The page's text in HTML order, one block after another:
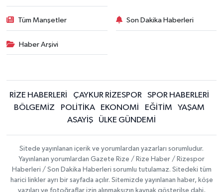
Tüm Manşetler Son Dakika Haberleri
Haber Arşivi
RİZE HABERLERİ ÇAYKUR RİZESPOR
SPOR HABERLERİ
BÖLGEMİZ
POLİTİKA EKONOMİ EĞİTİM
YAŞAM
ASAYİŞ
ÜLKE GÜNDEMİ
Sitede yayınlanan içerik ve yorumlardan yazarları sorumludur.
Yayınlanan yorumlardan Gazete Rize / Rize Haber / Rizespor
Haberleri / Son Dakika Haberleri sorumlu tutulamaz. Sitedeki tüm
harici linkler ayrı bir sayfada açılır. Sitemizde yayınlanan haber, köşe
yazıları ve fotoğraflar izin alınmaksızın kaynak gösterilse dahi,